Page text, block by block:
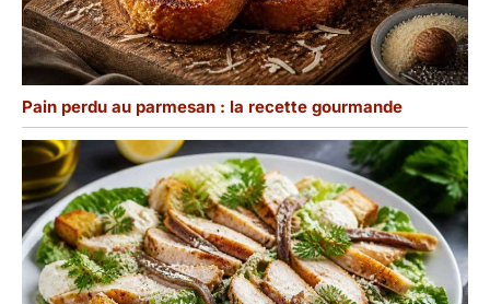
Pain perdu au parmesan : la recette gourmande